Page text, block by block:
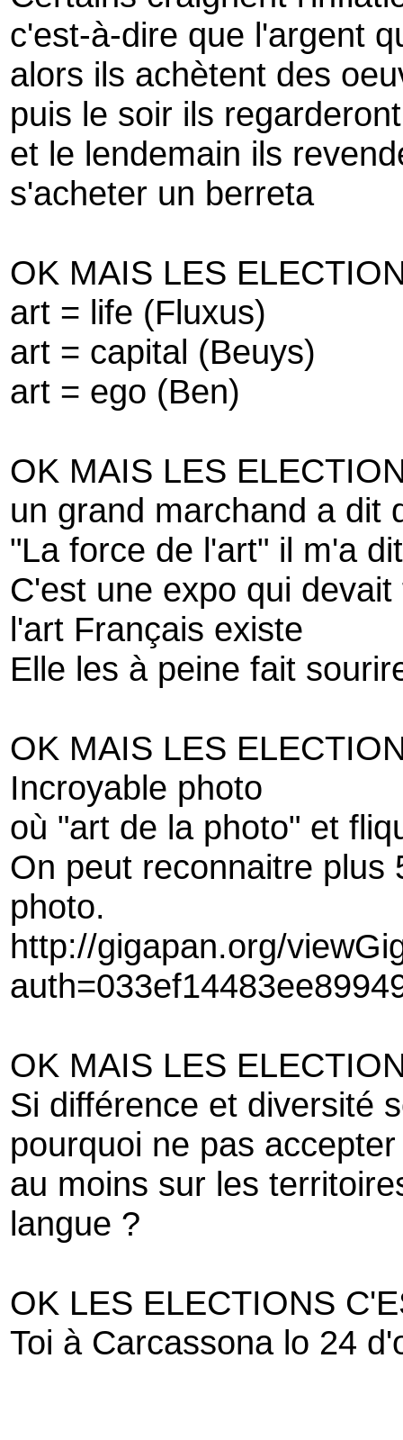
c'est-à-dire que l'argent
alors ils achètent des
puis le soir ils
et le lendemain ils
s'acheter un berreta
OK MAIS LES
art = life (Fluxus)
art = capital (Beuys)
art = ego (Ben)
OK MAIS LES
un grand marchand a dit
"La force de l'art" il m'a
C'est une expo qui
l'art Français existe
Elle les à peine fait
OK MAIS LES
Incroyable photo
où "art de la photo" et
On peut reconnaitre plus
photo.
http://gigapan.org/
OK MAIS LES
Si différence et diversité
pourquoi ne pas
au moins sur les
langue ?
OK LES ELECTIONS
Toi à Carcassona lo 24